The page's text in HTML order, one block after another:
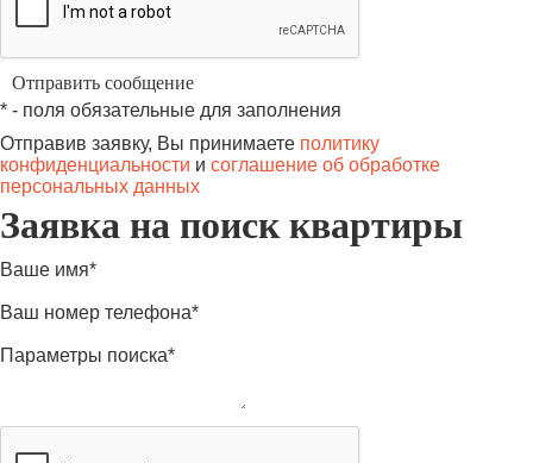
* - поля обязательные для заполнения
Отправив заявку, Вы принимаете политику
конфиденциальности и соглашение об обработке
персональных данных
Заявка на поиск квартиры
Ваше имя*
Ваш номер телефона*
Параметры поиска*